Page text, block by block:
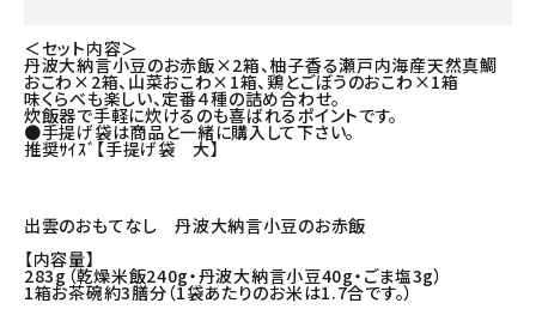
＜セット内容＞
丹波大納言小豆のお赤飯×2箱、柚子香る瀬戸内海産天然真鯛
おこわ×2箱、山菜おこわ×1箱、鶏とごぼうのおこわ×1箱
味くらべも楽しい、定番４種の詰め合わせ。
炊飯器で手軽に炊けるのも喜ばれるポイントです。
●手提げ袋は商品と一緒に購入して下さい。
推奨ｻｲｽﾞ【手提げ袋 大】
出雲のおもてなし 丹波大納言小豆のお赤飯
【内容量】
283g（乾燥米飯240g・丹波大納言小豆40g・ごま塩3g）
1箱お茶碗約3膳分（1袋あたりのお米は1.7合です。）